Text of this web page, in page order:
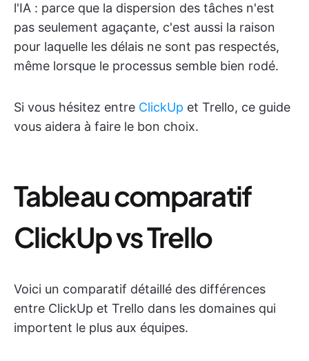
l'IA : parce que la dispersion des tâches n'est
pas seulement agaçante, c'est aussi la raison
pour laquelle les délais ne sont pas respectés,
même lorsque le processus semble bien rodé.
Si vous hésitez entre ClickUp et Trello, ce guide
vous aidera à faire le bon choix.
Tableau comparatif
ClickUp vs Trello
Voici un comparatif détaillé des différences
entre ClickUp et Trello dans les domaines qui
importent le plus aux équipes.